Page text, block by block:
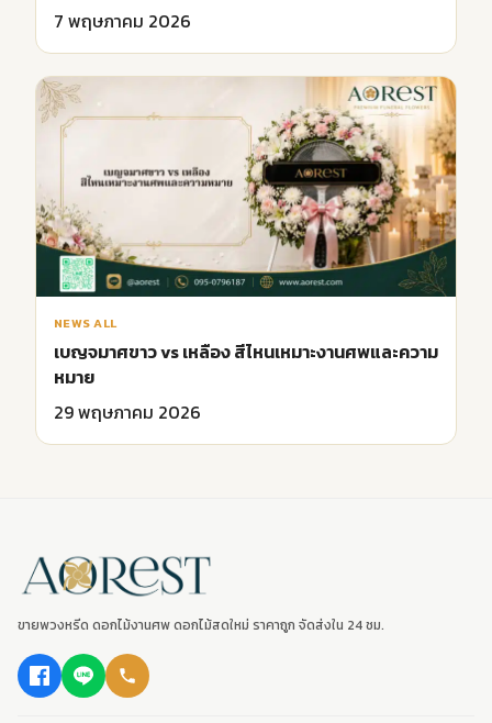
7 พฤษภาคม 2026
NEWS ALL
เบญจมาศขาว vs เหลือง สีไหนเหมาะงานศพและความ
หมาย
29 พฤษภาคม 2026
ขายพวงหรีด ดอกไม้งานศพ ดอกไม้สดใหม่ ราคาถูก จัดส่งใน 24 ชม.